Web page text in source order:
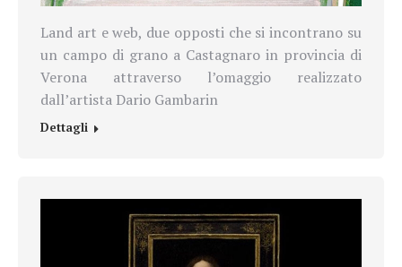
Land art e web, due opposti che si incontrano su
un campo di grano a Castagnaro in provincia di
Verona attraverso l’omaggio realizzato
dall’artista Dario Gambarin
Dettagli